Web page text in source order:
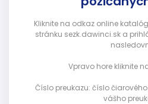
Kliknite na odkaz online
stránku sezk.dawinci.sk a
Vpravo hore kliknite
Číslo preukazu: číslo
vášho